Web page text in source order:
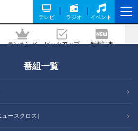
テレビ ラジオ イベント
ランキング ピックアップ 新着記事
番組一覧
ースクロス）
映える”「進化形文房具」
記事に戻る